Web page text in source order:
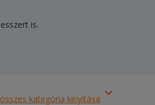
is.
összes kategória kinyitása